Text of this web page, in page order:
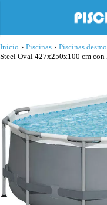
Inicio › Piscinas › Piscinas
Steel Oval 427x250x100 cm